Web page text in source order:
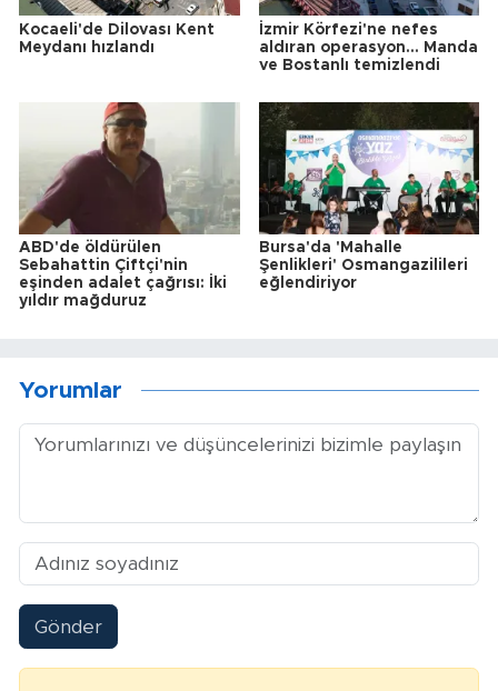
Kocaeli'de Dilovası Kent
Meydanı hızlandı
İzmir Körfezi'ne nefes
aldıran operasyon... Manda
ve Bostanlı temizlendi
ABD'de öldürülen
Sebahattin Çiftçi'nin
eşinden adalet çağrısı: İki
yıldır mağduruz
Bursa'da 'Mahalle
Şenlikleri' Osmangazilileri
eğlendiriyor
Yorumlar
Gönder